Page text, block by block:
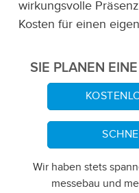
wirkungsvolle
Kosten für einen
SIE PLANEN
Wir haben stets
messebau und